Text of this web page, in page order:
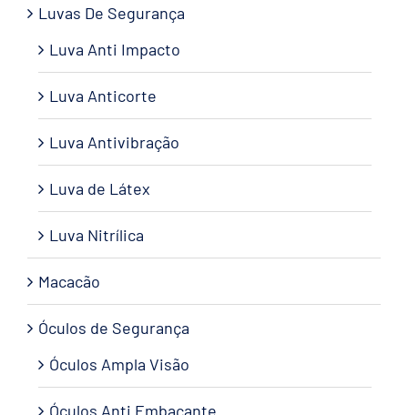
Luvas De Segurança
Luva Anti Impacto
Luva Anticorte
Luva Antivibração
Luva de Látex
Luva Nitrílica
Macacão
Óculos de Segurança
Óculos Ampla Visão
Óculos Anti Embaçante